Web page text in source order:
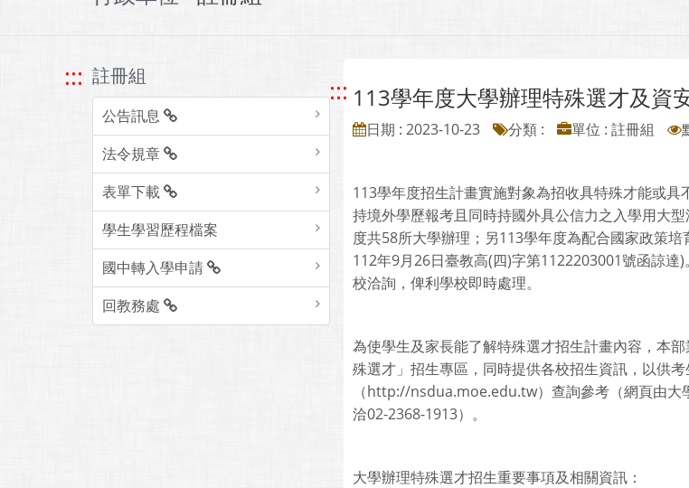
::: 註冊組
公告訊息
法令規章
表單下載
學生學習歷程檔案
國中轉入學申請
回教務處
::: 113學年度大學辦理特殊選才及資
日期 : 2023-10-23 分類 : 單位 : 註冊組
113學年度招生計畫實施對象為招收具特殊才能或具
持境外學歷報考且同時持國外具公信力之入學用大
度共58所大學辦理；另113學年度為配合國家政策
112年9月26日臺教高(四)字第1122203001號函諒
校洽詢，俾利學校即時處理。
為使學生及家長能了解特殊選才招生計畫內容，本
殊選才」招生專區，同時提供各校招生資訊，以供
（http://nsdua.moe.edu.tw）查詢參考（網頁由大
洽02-2368-1913）。
大學辦理特殊選才招生重要事項及相關資訊：